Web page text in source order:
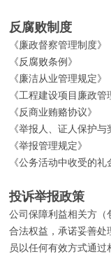
反腐败制度
《廉政督察管理制度》
《反腐败条例》
《廉洁从业管理规定》
《工程建设项目廉政管
《反商业贿赂协议》
《举报人、证人保护与
《举报管理规定》
《公务活动中收受的
投诉举报政策
公司保障利益相关方（
合法权益，承诺妥善处
员以任何有效方式通